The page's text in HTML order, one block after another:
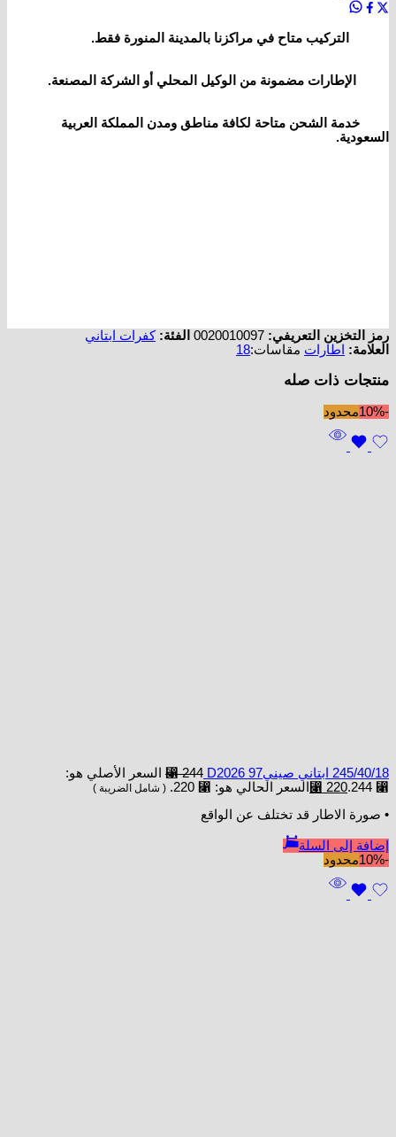
التركيب متاح في مراكزنا بالمدينة المنورة فقط.
الإطارات مضمونة من الوكيل المحلي أو الشركة المصنعة.
خدمة الشحن متاحة لكافة مناطق ومدن المملكة العربية
السعودية.
رمز التخزين التعريفي: 0020010097 الفئة: كفرات ابتاني
العلامة: اطارات مقاسات:18
منتجات ذات صله
-10% محدود
245/40/18 ابتاني صينيD2026 97 ⃁244
السعر الأصلي هو:
⃁ 244.
⃁ 220 السعر الحالي هو: ⃁ 220. ( شامل الضريبة )
• صورة الاطار قد تختلف عن الواقع
إضافة إلى السلة
-10%
محدود